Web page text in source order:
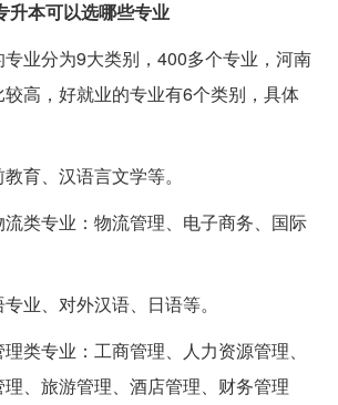
升本可以选哪些专业
业分为9大类别，400多个专业，河南
高，好就业的专业有6个类别，具体
育、汉语言文学等。
类专业：物流管理、电子商务、国际
业、对外汉语、日语等。
类专业：工商管理、人力资源管理、
、旅游管理、酒店管理、财务管理